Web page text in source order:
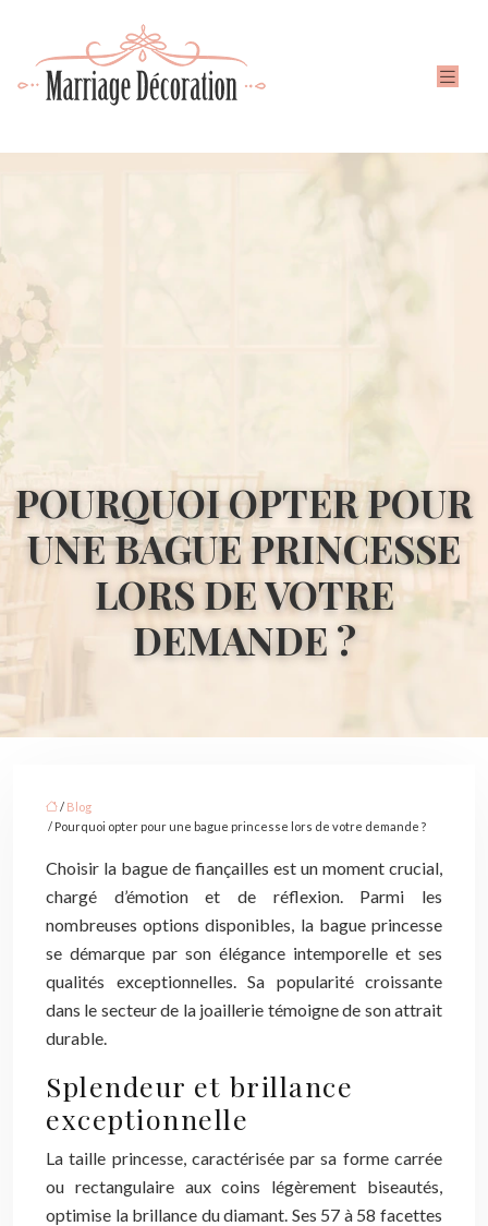
POURQUOI OPTER POUR
UNE BAGUE PRINCESSE
LORS DE VOTRE
DEMANDE ?
/ Blog
/ Pourquoi opter pour une bague princesse lors de votre demande ?
Choisir la bague de fiançailles est un moment crucial,
chargé d’émotion et de réflexion. Parmi les
nombreuses options disponibles, la bague princesse
se démarque par son élégance intemporelle et ses
qualités exceptionnelles. Sa popularité croissante
dans le secteur de la joaillerie témoigne de son attrait
durable.
Splendeur et brillance
exceptionnelle
La taille princesse, caractérisée par sa forme carrée
ou rectangulaire aux coins légèrement biseautés,
optimise la brillance du diamant. Ses 57 à 58 facettes